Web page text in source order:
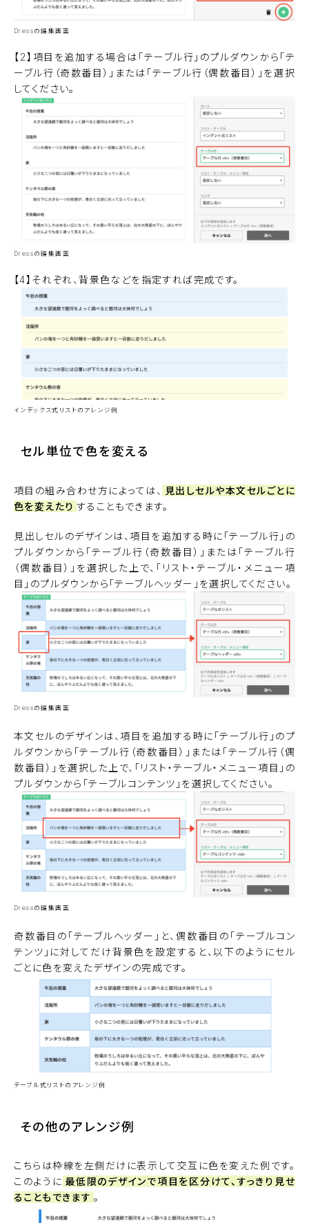
Dressの編集画面
【2】項目を追加する場合は「テーブル行」のプルダウンから「テ
ーブル行（奇数番目）」または「テーブル行（偶数番目）」を選択
してください。
Dressの編集画面
【4】それぞれ、背景色などを指定すれば完成です。
インデックス式リストのアレンジ例
セル単位で色を変える
項目の組み合わせ方によっては、 見出しセルや本文セルごとに
色を変えたり することもできます。
見出しセルのデザインは、項目を追加する時に「テーブル行」の
プルダウンから「テーブル行（奇数番目）」または「テーブル行
（偶数番目）」を選択した上で、「リスト・テーブル・メニュー項
目」のプルダウンから「テーブルヘッダー」を選択してください。
Dressの編集画面
本文セルのデザインは、項目を追加する時に「テーブル行」のプ
ルダウンから「テーブル行（奇数番目）」または「テーブル行（偶
数番目）」を選択した上で、「リスト・テーブル・メニュー項目」の
プルダウンから「テーブルコンテンツ」を選択してください。
Dressの編集画面
奇数番目の「テーブルヘッダー」と、偶数番目の「テーブルコン
テンツ」に対してだけ背景色を設定すると、以下のようにセル
ごとに色を変えたデザインの完成です。
テーブル式リストのアレンジ例
その他のアレンジ例
こちらは枠線を左側だけに表示して交互に色を変えた例です。
このように 最低限のデザインで項目を区分けて、すっきり見せ
ることもできます 。